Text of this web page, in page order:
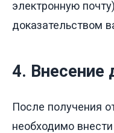
электронную
доказательством
4. Внесение
После получения
необходимо